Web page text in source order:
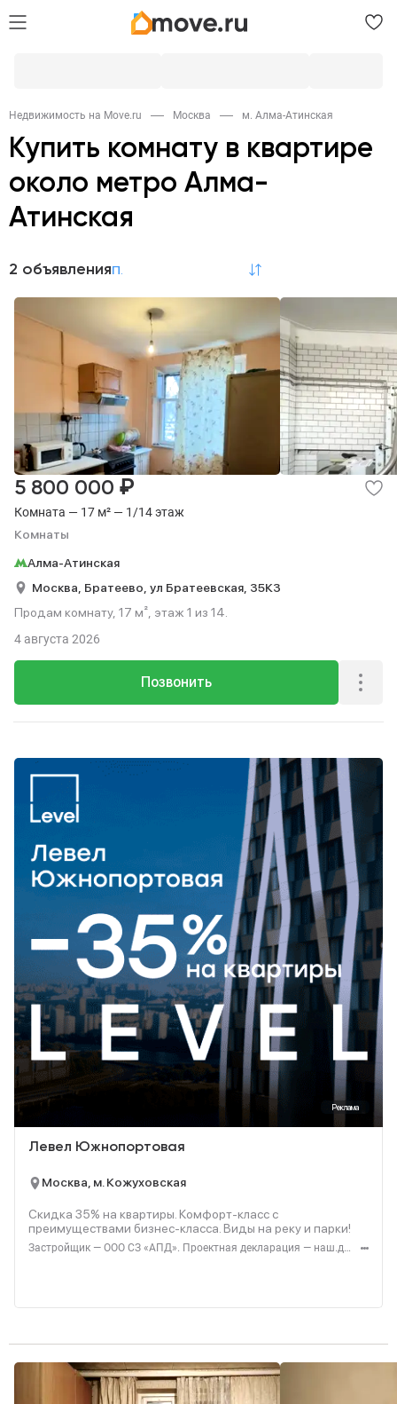
Недвижимость на Move.ru Москва м. Алма-Атинская
Купить комнату в квартире
около метро Алма-
Атинская
2 объявления
Комната — 17 м² — 1/14 этаж
Комнаты
5 800 000 ₽
Алма-Атинская
Москва, Братеево, ул Братеевская, 35К3
Продам комнату, 17 м², этаж 1 из 14.
Позвонить
4 августа 2026
Реклама
Левел Южнопортовая
Москва, м. Кожуховская
Скидка 35% на квартиры. Комфорт-класс с
преимуществами бизнес-класса. Виды на реку и парки!
Застройщик — ООО СЗ «АПД». Проектная декларация — наш.дом.рф. Акция до 28.02.2026. Не оферта. Подробности — Level.ru